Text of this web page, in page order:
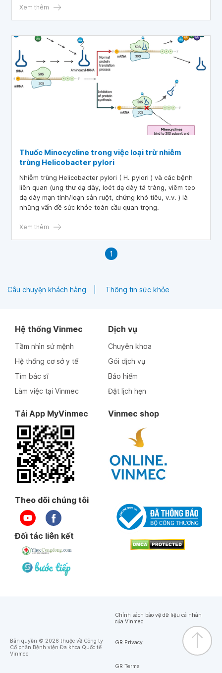
cũng có thể được sử dụng cho các mục đích không được
về công dụng, chỉ định và lưu ý khi dùng thuốc Amzeeq
Xem thêm
Thuốc Minocycline trong việc loại trừ nhiễm
trùng Helicobacter pylori
Nhiễm trùng Helicobacter pylori ( H. pylori ) và các bệnh
liên quan (ung thư dạ dày, loét dạ dày tá tràng, viêm teo
dạ dày mạn tính/loạn sản ruột, chứng khó tiêu, v.v. ) là
những vấn đề sức khỏe toàn cầu quan trọng.
Xem thêm
1
Câu chuyện khách hàng Thông tin sức khỏe
Hệ thống Vinmec
Tầm nhìn sứ mệnh
Hệ thống cơ sở y tế
Tìm bác sĩ
Làm việc tại Vinmec
Dịch vụ
Chuyên khoa
Gói dịch vụ
Bảo hiểm
Đặt lịch hẹn
Tải App MyVinmec Vinmec shop
Theo dõi chúng tôi
Đối tác liên kết
Bản quyền © 2026 thuộc về Công ty
Cổ phần Bệnh viện Đa khoa Quốc tế
Vinmec
Chính sách bảo vệ dữ liệu cá nhân
của Vinmec
GR Privacy
GR Terms